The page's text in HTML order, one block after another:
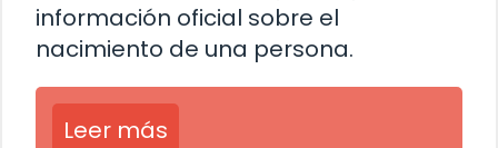
información oficial sobre el
nacimiento de una persona.
Leer más